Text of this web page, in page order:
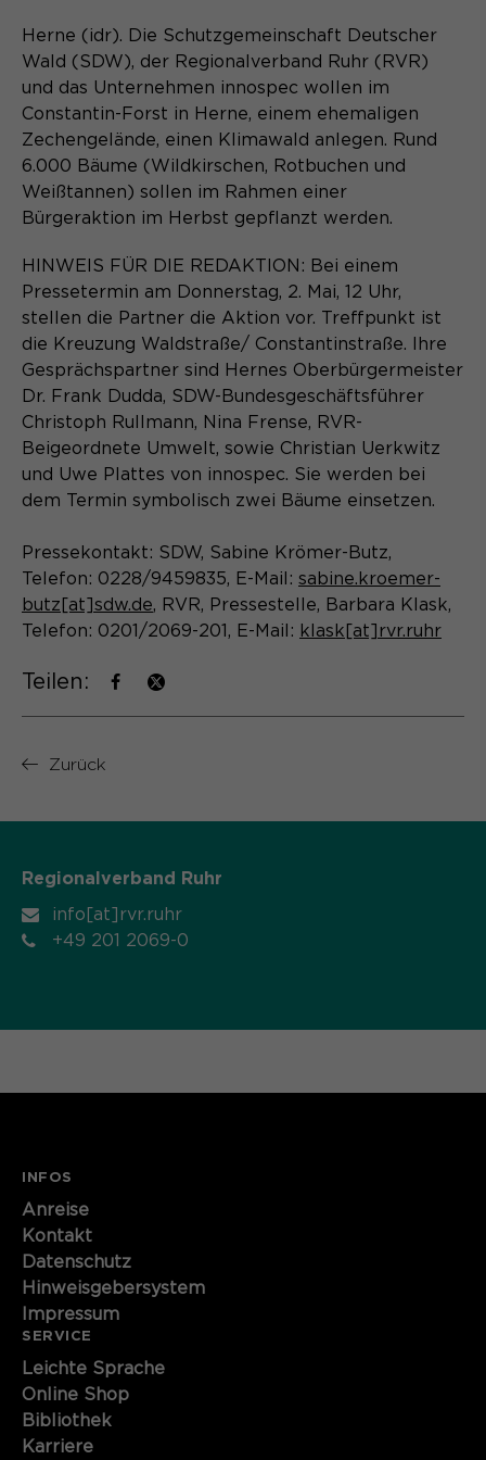
Zweck
Webseite. Diese Basis-Cookies sind
unerlässlich, damit Ihr Besuch auf der
Sie ermöglichen es der Website, Sie
zu erkennen und somit Ihre Sitzung
offen zu halten. Es speichert bei
einem Benutzer-Login für einen
geschlossenen Bereich die Benutzer-
ID als verschlüsselten Wert (sog.
Datenbankeintrag des Nutzers.
Name PHPSESSID
Anbieter Session-Cookies
Der Session Cookie wird beim
Zweck
PHPs Standard Sitzungs- Identifikation
(Formulare).
Name be_typo_user
angemeldet ist und die Rechte besitzt
Laufzeit 1 Monat
Anbieter Matomo
Laufzeit 13 Monate
Zweck
Dient zur anonymen
Wiedererkennung eines Besuchers.
Name _pk_ses*
Laufzeit 30 Minuten
Zweck
Speichert vorübergehend Daten der
aktuellen Sitzung.
Name _pk_ref.*
Anbieter Matomo
Zweck Speichert die Herkunft des Besuchers.
Zweck
Temporäre Session-ID, ohne
Aktivierung Mehrsprachigkeit
Diese Cookies ermöglichen die automatische
Übersetzung der Website-Inhalte durch GTranslate.
Name googtrans
Anbieter GTranslate Inc.
Laufzeit
Zweck
Speichert die vom Nutzer gewählte
Sprache für die automatische
Übersetzung der Website.
Cookie-Informationen
Herne (idr). Die Schutzgemeinschaft Deutscher
Wald (SDW), der Regionalverband Ruhr (RVR)
und das Unternehmen innospec wollen im
Constantin-Forst in Herne, einem ehemaligen
Zechengelände, einen Klimawald anlegen. Rund
6.000 Bäume (Wildkirschen, Rotbuchen und
Weißtannen) sollen im Rahmen einer
Bürgeraktion im Herbst gepflanzt werden.
HINWEIS FÜR DIE REDAKTION: Bei einem
Pressetermin am Donnerstag, 2. Mai, 12 Uhr,
stellen die Partner die Aktion vor. Treffpunkt ist
die Kreuzung Waldstraße/ Constantinstraße. Ihre
Gesprächspartner sind Hernes Oberbürgermeister
Dr. Frank Dudda, SDW-Bundesgeschäftsführer
Christoph Rullmann, Nina Frense, RVR-
Beigeordnete Umwelt, sowie Christian Uerkwitz
und Uwe Plattes von innospec. Sie werden bei
dem Termin symbolisch zwei Bäume einsetzen.
Pressekontakt: SDW, Sabine Krömer-Butz,
Telefon: 0228/9459835, E-Mail: sabine.kroemer-
butz[at]sdw.de, RVR, Pressestelle, Barbara Klask,
Telefon: 0201/2069-201, E-Mail: klask[at]rvr.ruhr
Teilen:
Zurück
Regionalverband Ruhr
info[at]rvr.ruhr
+49 201 2069-0
INFOS
Anreise
Kontakt
Datenschutz
Hinweisgebersystem
Impressum
SERVICE
Leichte Sprache
Online Shop
Bibliothek
Karriere